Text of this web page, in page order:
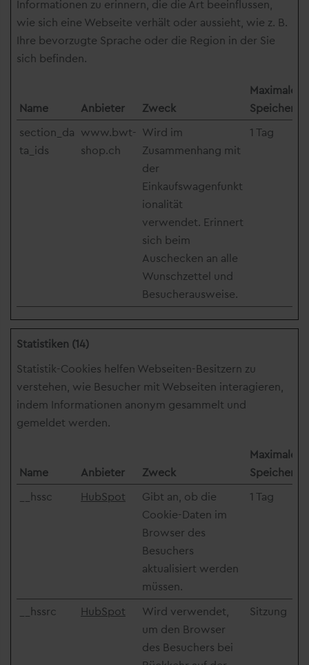
Informationen zu erinnern, die die Art beeinflussen,
wie sich eine Webseite verhält oder aussieht, wie z. B.
Ihre bevorzugte Sprache oder die Region in der Sie
sich befinden.
Name Anbieter Zweck
Maximale
section_da
ta_ids
www.bwt-
shop.ch
Wird im
Zusammenhang mit
der
Einkaufswagenfunkt
ionalität
verwendet. Erinnert
sich beim
Auschecken an alle
Wunschzettel und
Besucherausweise.
1 Tag
Statistiken (14)
Statistik-Cookies helfen Webseiten-Besitzern zu
verstehen, wie Besucher mit Webseiten interagieren,
indem Informationen anonym gesammelt und
gemeldet werden.
Name Anbieter Zweck
Maximale
__hssc
HubSpot
Gibt an, ob die
Cookie-Daten im
Browser des
Besuchers
aktualisiert werden
müssen.
1 Tag
__hssrc HubSpot
Wird verwendet,
um den Browser
des Besuchers bei
Sitzung